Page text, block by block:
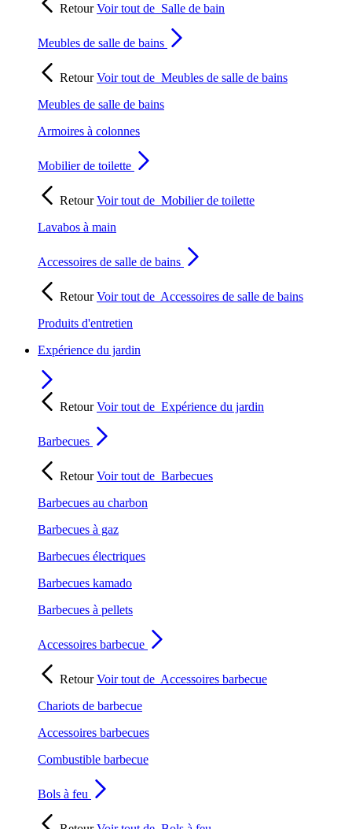
RetourVoir tout de Salle de bain
Meubles de salle de bains
RetourVoir tout de Meubles de salle de bains
Meubles de salle de bains
Armoires à colonnes
Mobilier de toilette
RetourVoir tout de Mobilier de toilette
Lavabos à main
Accessoires de salle de bains
RetourVoir tout de Accessoires de salle de bains
Produits d'entretien
Expérience du jardin
RetourVoir tout de Expérience du jardin
Barbecues
RetourVoir tout de Barbecues
Barbecues au charbon
Barbecues à gaz
Barbecues électriques
Barbecues kamado
Barbecues à pellets
Accessoires barbecue
RetourVoir tout de Accessoires barbecue
Chariots de barbecue
Accessoires barbecues
Combustible barbecue
Bols à feu